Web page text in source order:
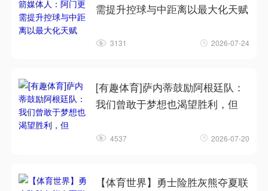
需提升控球与中距离以最大化天赋
3131 2026-07-24
[有趣体育]萨内蒂鼓励阿根廷队：
我们曾敢于梦想也渴望胜利，但
4537 2026-07-20
【体育世界】勇士险胜灰熊夺夏联